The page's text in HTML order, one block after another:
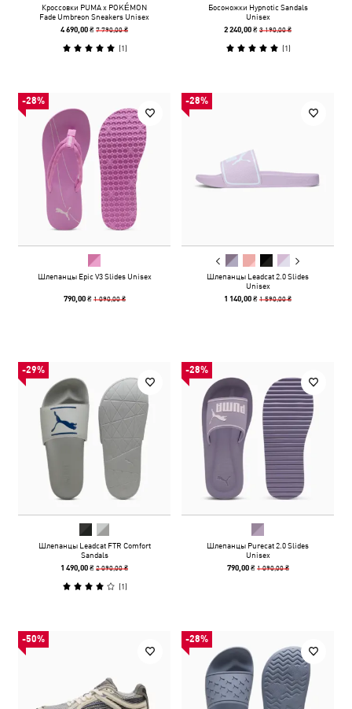
Кроссовки PUMA x POKÉMON
Fade Umbreon Sneakers Unisex
4 690,00 ₴7 790,00 ₴
(1)
Босоножки Hypnotic Sandals
Unisex
2 240,00 ₴3 190,00 ₴
(1)
-28%
Шлепанцы Epic V3 Slides Unisex
790,00 ₴ 1 090,00 ₴
-28%
Шлепанцы Leadcat 2.0 Slides
Unisex
1 140,00 ₴1 590,00 ₴
-29%
Шлепанцы Leadcat FTR Comfort
Sandals
1 490,00 ₴2 090,00 ₴
(1)
-28%
Шлепанцы Purecat 2.0 Slides
Unisex
790,00 ₴ 1 090,00 ₴
-50% -28%